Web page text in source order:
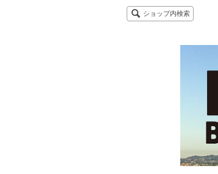
ショップ内検索